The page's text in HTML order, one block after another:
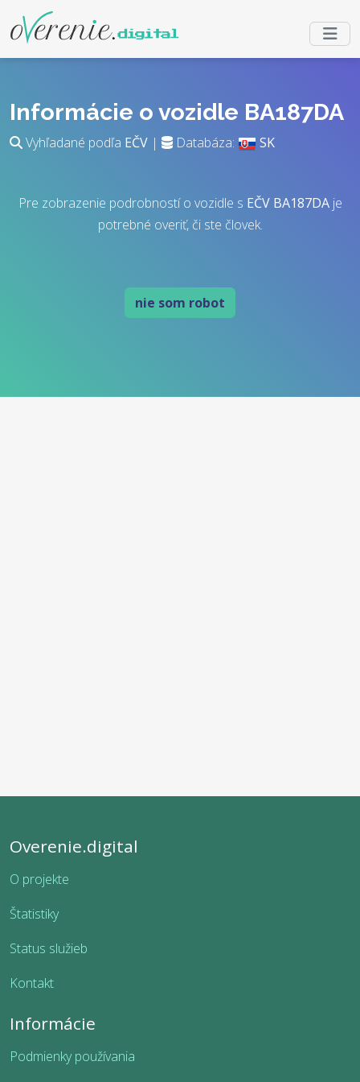
Informácie o vozidle BA187DA
Vyhľadané podľa EČV | Databáza: SK
Pre zobrazenie podrobností o vozidle s EČV BA187DAje
potrebné overiť, či ste človek.
nie som robot
Overenie.digital
O projekte
Štatistiky
Status služieb
Kontakt
Informácie
Podmienky používania